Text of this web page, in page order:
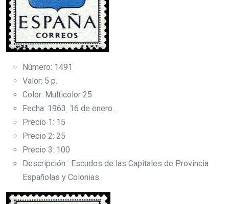
Número: 1491
Valor: 5 p.
Color: Multicolor 25
Fecha: 1963. 16 de enero..
Precio 1: 15
Precio 2: 25
Precio 3: 100
Descripción : Escudos de las Capitales de Provincia
Españolas y Colonias.